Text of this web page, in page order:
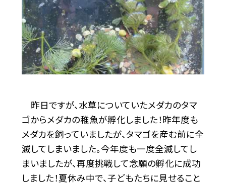
昨日ですが、水草についていたメダカのタマ
ゴからメダカの稚魚が孵化しました！昨年度も
メダカを飼っていましたが、タマゴを産む前に全
滅してしまいました。今年度も一度全滅してし
まいましたが、再度挑戦して念願の孵化に成功
しました！夏休み中で、子どもたちに見せること